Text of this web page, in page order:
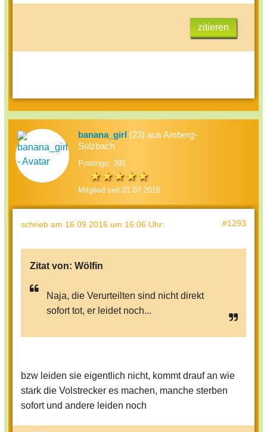
zitieren
banana_girl (23) aus Amberg-
Sulzbach
Postings: 391
Mitglied seit 01.07.2016
schrieb am 16.09.2016 um 16:06 Uhr: #1293
Zitat von: Wölfin
Naja, die Verurteilten sind nicht direkt
sofort tot, er leidet noch...
bzw leiden sie eigentlich nicht, kommt drauf an wie
stark die Volstrecker es machen, manche sterben
sofort und andere leiden noch